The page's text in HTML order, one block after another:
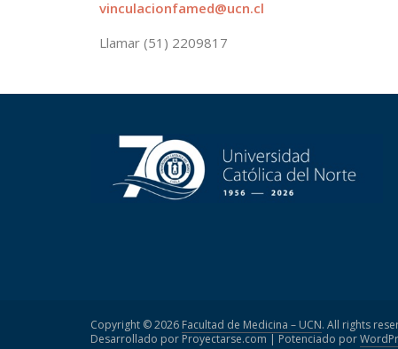
vinculacionfamed@ucn.cl
Llamar (51) 2209817
Copyright © 2026 Facultad de Medicina – UCN. All rights
Desarrollado por Proyectarse.com | Potenciado por